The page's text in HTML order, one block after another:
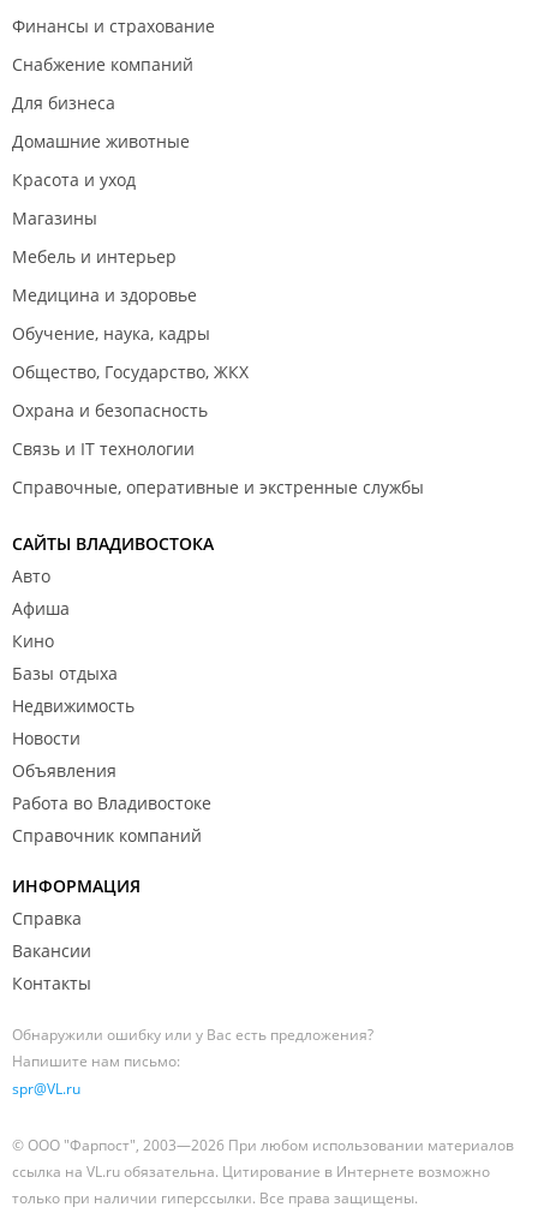
Финансы и страхование
Снабжение компаний
Для бизнеса
Домашние животные
Красота и уход
Магазины
Мебель и интерьер
Медицина и здоровье
Обучение, наука, кадры
Общество, Государство, ЖКХ
Охрана и безопасность
Связь и IT технологии
Справочные, оперативные и экстренные службы
САЙТЫ ВЛАДИВОСТОКА
Авто
Афиша
Кино
Базы отдыха
Недвижимость
Новости
Объявления
Работа во Владивостоке
Справочник компаний
ИНФОРМАЦИЯ
Справка
Вакансии
Контакты
Обнаружили ошибку или у Вас есть предложения?
Напишите нам письмо:
spr@VL.ru
© ООО "Фарпост", 2003—2026 При любом использовании материалов
ссылка на VL.ru обязательна. Цитирование в Интернете возможно
только при наличии гиперссылки. Все права защищены.